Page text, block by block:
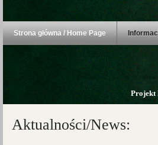
Strona główna / Home Page
Projekt
Aktualności/News: